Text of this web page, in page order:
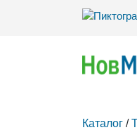
Каталог /